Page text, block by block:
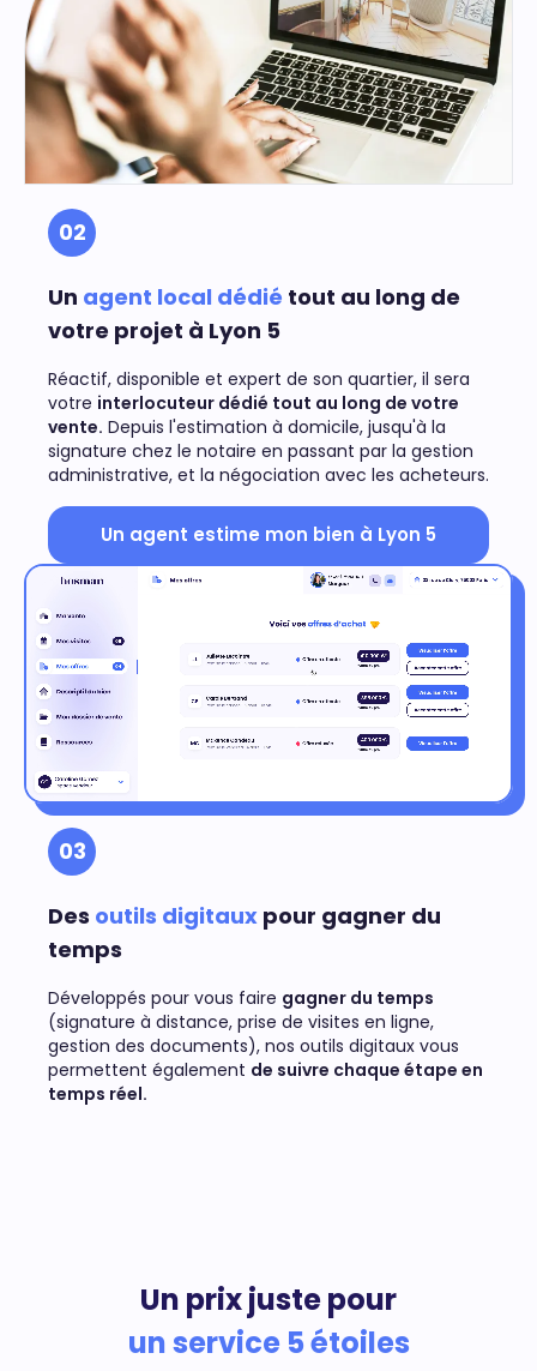
02
Un agent local dédié tout au long de
votre projet à Lyon 5
Réactif, disponible et expert de son quartier, il sera
votre interlocuteur dédié tout au long de votre
vente. Depuis l'estimation à domicile, jusqu'à la
signature chez le notaire en passant par la gestion
administrative, et la négociation avec les acheteurs.
Un agent estime mon bien à Lyon 5
03
Des outils digitaux pour gagner du
temps
Développés pour vous faire gagner du temps
(signature à distance, prise de visites en ligne,
gestion des documents), nos outils digitaux vous
permettent également de suivre chaque étape en
temps réel.
Un prix juste pour
un service 5 étoiles